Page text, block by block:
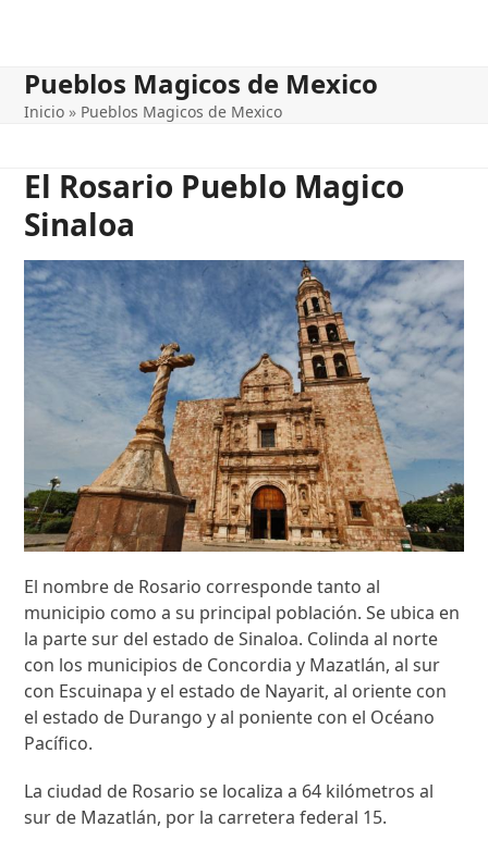
Pueblos Magicos de Mexico
Inicio » Pueblos Magicos de Mexico
El Rosario Pueblo Magico
Sinaloa
El nombre de Rosario corresponde tanto al
municipio como a su principal población. Se ubica en
la parte sur del estado de Sinaloa. Colinda al norte
con los municipios de Concordia y Mazatlán, al sur
con Escuinapa y el estado de Nayarit, al oriente con
el estado de Durango y al poniente con el Océano
Pacífico.
La ciudad de Rosario se localiza a 64 kilómetros al
sur de Mazatlán, por la carretera federal 15.